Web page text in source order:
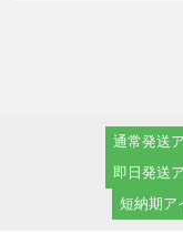
通常発送
即日発送
短納期ア